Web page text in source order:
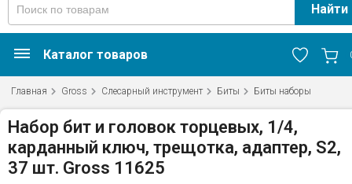
Найти
Каталог товаров
Главная Gross Слесарный инструмент Биты Биты наборы
Набор бит и головок торцевых, 1/4,
карданный ключ, трещотка, адаптер, S2,
37 шт. Gross 11625